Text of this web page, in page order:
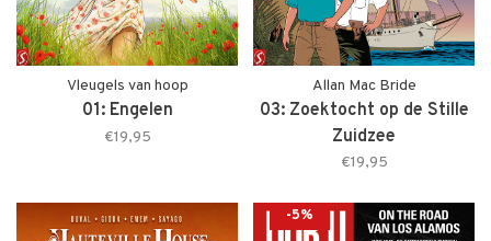
Vleugels van hoop
01: Engelen
€19,95
Allan Mac Bride
03: Zoektocht op de Stille
Zuidzee
€19,95
-5%